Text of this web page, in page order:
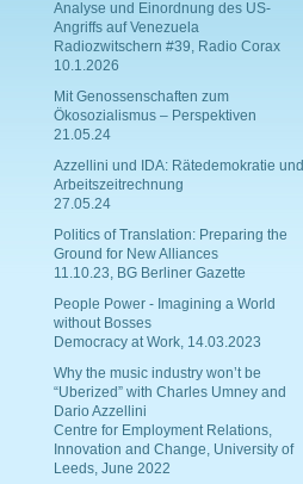
Analyse und Einordnung des US-
Angriffs auf Venezuela
Radiozwitschern #39, Radio Corax
10.1.2026
Mit Genossenschaften zum
Ökosozialismus – Perspektiven
21.05.24
Azzellini und IDA: Rätedemokratie und
Arbeitszeitrechnung
27.05.24
Politics of Translation: Preparing the
Ground for New Alliances
11.10.23, BG Berliner Gazette
People Power - Imagining a World
without Bosses
Democracy at Work, 14.03.2023
Why the music industry won’t be
“Uberized” with Charles Umney and
Dario Azzellini
Centre for Employment Relations,
Innovation and Change, University of
Leeds, June 2022